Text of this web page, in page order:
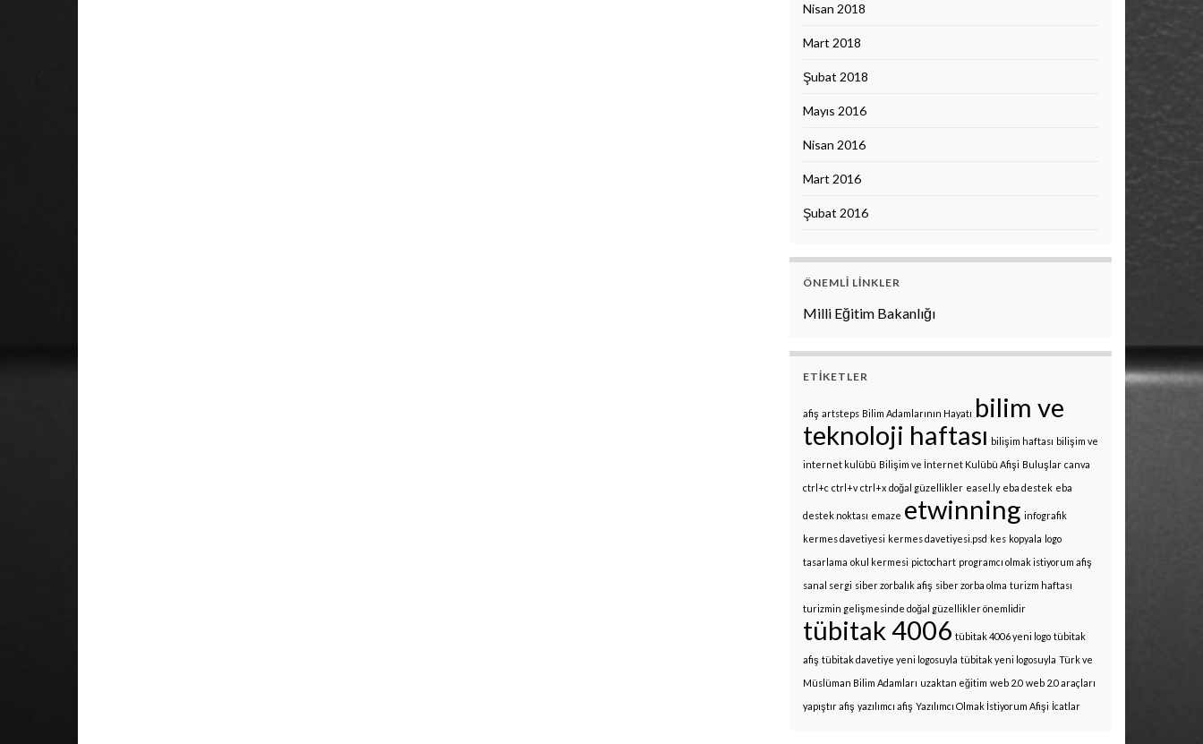
Nisan 2018
Mart 2018
Şubat 2018
Mayıs 2016
Nisan 2016
Mart 2016
Şubat 2016
ÖNEMLI LINKLER
Milli Eğitim Bakanlığı
ETIKETLER
afiş artsteps Bilim Adamlarının Hayatı bilim ve
teknoloji haftası bilişim haftası bilişim ve
internet kulübü Bilişim ve İnternet Kulübü Afişi Buluşlar canva
ctrl+c ctrl+v ctrl+x doğal güzellikler easel.ly eba destek eba
destek noktası emaze etwinning infografik
kermes davetiyesi kermes davetiyesi.psd kes kopyala logo
tasarlama okul kermesi pictochart programcı olmak istiyorum afiş
sanal sergi siber zorbalık afiş siber zorba olma turizm haftası
turizmin gelişmesinde doğal güzellikler önemlidir
tübitak 4006 tübitak 4006 yeni logo tübitak
afiş tübitak davetiye yeni logosuyla tübitak yeni logosuyla Türk ve
Müslüman Bilim Adamları uzaktan eğitim web 2.0 web 2.0 araçları
yapıştır afiş yazılımcı afiş Yazılımcı Olmak İstiyorum Afişi İcatlar